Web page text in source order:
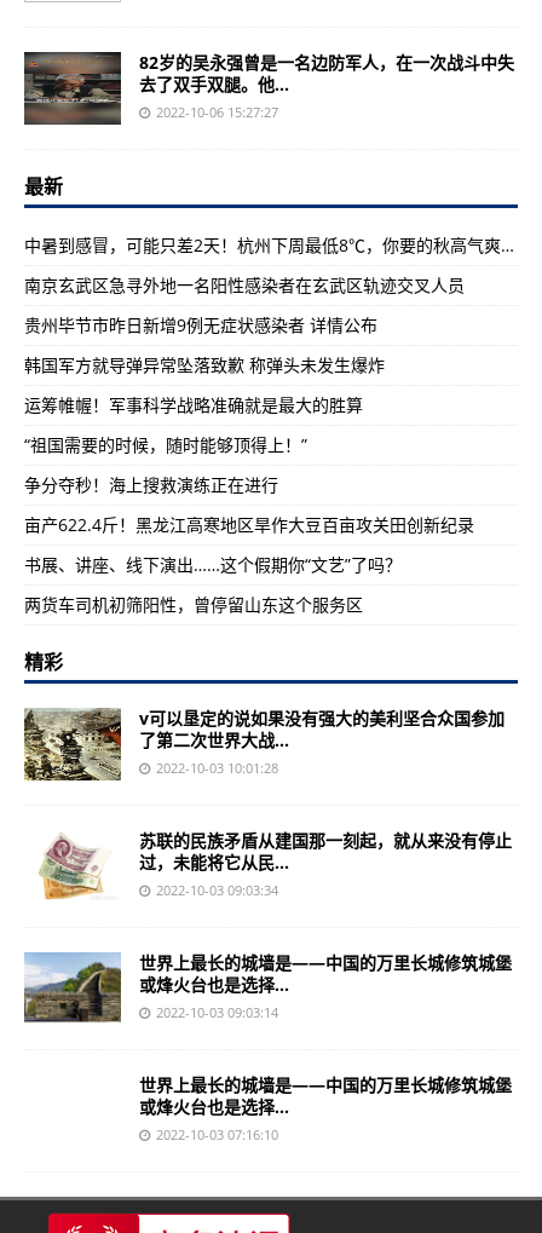
82岁的吴永强曾是一名边防军人，在一次战斗中失
去了双手双腿。他...
2022-10-06 15:27:27
最新
中暑到感冒，可能只差2天！杭州下周最低8℃，你要的秋高气爽得等到这天
南京玄武区急寻外地一名阳性感染者在玄武区轨迹交叉人员
贵州毕节市昨日新增9例无症状感染者 详情公布
韩国军方就导弹异常坠落致歉 称弹头未发生爆炸
运筹帷幄！军事科学战略准确就是最大的胜算
“祖国需要的时候，随时能够顶得上！”
争分夺秒！海上搜救演练正在进行
亩产622.4斤！黑龙江高寒地区旱作大豆百亩攻关田创新纪录
书展、讲座、线下演出……这个假期你“文艺”了吗？
两货车司机初筛阳性，曾停留山东这个服务区
精彩
v可以垦定的说如果没有强大的美利坚合众国参加
了第二次世界大战...
2022-10-03 10:01:28
苏联的民族矛盾从建国那一刻起，就从来没有停止
过，未能将它从民...
2022-10-03 09:03:34
世界上最长的城墙是——中国的万里长城修筑城堡
或烽火台也是选择...
2022-10-03 09:03:14
世界上最长的城墙是——中国的万里长城修筑城堡
或烽火台也是选择...
2022-10-03 07:16:10